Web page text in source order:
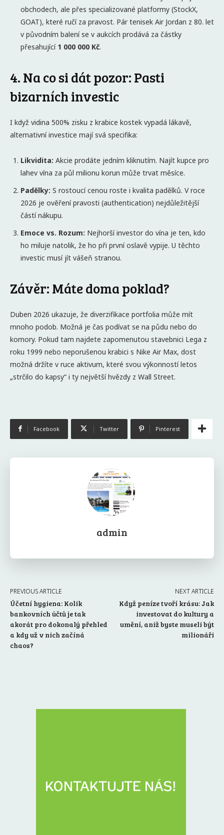
obchodech, ale přes specializované platformy (StockX,
GOAT), které ručí za pravost. Pár tenisek Air Jordan z 80. let
v původním balení se v aukcích prodává za částky
přesahující 1 000 000 Kč.
4. Na co si dát pozor: Pasti
bizarních investic
I když vidina 500% zisku z krabice kostek vypadá lákavě,
alternativní investice mají svá specifika:
Likvidita: Akcie prodáte jedním kliknutím. Najít kupce pro
lahev vína za půl milionu korun může trvat měsíce.
Padělky: S rostoucí cenou roste i kvalita padělků. V roce
2026 je ověření pravosti (authentication) nejdůležitější
částí nákupu.
Emoce vs. Rozum: Nejhorší investor do vína je ten, kdo
ho miluje natolik, že ho při první oslavě vypije. U těchto
investic musí jít vášeň stranou.
Závěr: Máte doma poklad?
Duben 2026 ukazuje, že diverzifikace portfolia může mít
mnoho podob. Možná je čas podívat se na půdu nebo do
komory. Pokud tam najdete zapomenutou stavebnici Lega z
roku 1999 nebo neporušenou krabici s Nike Air Max, dost
možná držíte v ruce aktivum, které svou výkonností letos
„strčilo do kapsy“ i ty největší hvězdy z Wall Street.
Facebook Twitter Pinterest
admin
PREVIOUS ARTICLE
Účetní hygiena: Kolik
bankovních účtů je tak
akorát pro dokonalý přehled
a kdy už v nich začíná
chaos?
NEXT ARTICLE
Když peníze tvoří krásu: Jak
investovat do kultury a
umění, aniž byste museli být
milionáři